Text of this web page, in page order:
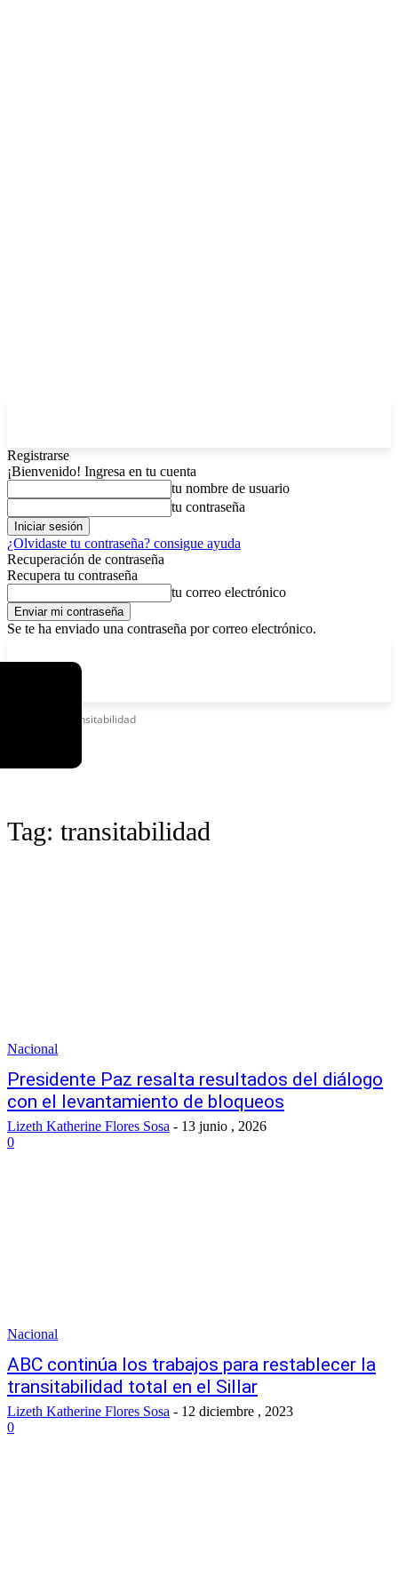
Registrarse
¡Bienvenido! Ingresa en tu cuenta
tu nombre de usuario
tu contraseña
¿Olvidaste tu contraseña? consigue ayuda
Recuperación de contraseña
Recupera tu contraseña
tu correo electrónico
Se te ha enviado una contraseña por correo electrónico.
Transitabilidad
Tag: transitabilidad
Nacional
Presidente Paz resalta resultados del diálogo
con el levantamiento de bloqueos
Lizeth Katherine Flores Sosa - 13 junio , 2026
0
Nacional
ABC continúa los trabajos para restablecer la
transitabilidad total en el Sillar
Lizeth Katherine Flores Sosa - 12 diciembre , 2023
0